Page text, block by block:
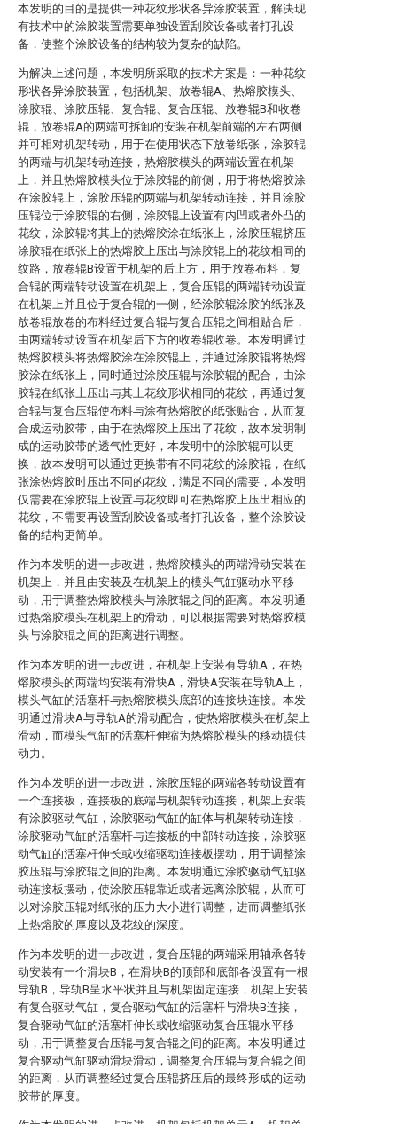
本发明的目的是提供一种花纹形状各异涂胶装置，解决现
有技术中的涂胶装置需要单独设置刮胶设备或者打孔设
备，使整个涂胶设备的结构较为复杂的缺陷。
为解决上述问题，本发明所采取的技术方案是：一种花纹
形状各异涂胶装置，包括机架、放卷辊A、热熔胶模头、
涂胶辊、涂胶压辊、复合辊、复合压辊、放卷辊B和收卷
辊，放卷辊A的两端可拆卸的安装在机架前端的左右两侧
并可相对机架转动，用于在使用状态下放卷纸张，涂胶辊
的两端与机架转动连接，热熔胶模头的两端设置在机架
上，并且热熔胶模头位于涂胶辊的前侧，用于将热熔胶涂
在涂胶辊上，涂胶压辊的两端与机架转动连接，并且涂胶
压辊位于涂胶辊的右侧，涂胶辊上设置有内凹或者外凸的
花纹，涂胶辊将其上的热熔胶涂在纸张上，涂胶压辊挤压
涂胶辊在纸张上的热熔胶上压出与涂胶辊上的花纹相同的
纹路，放卷辊B设置于机架的后上方，用于放卷布料，复
合辊的两端转动设置在机架上，复合压辊的两端转动设置
在机架上并且位于复合辊的一侧，经涂胶辊涂胶的纸张及
放卷辊放卷的布料经过复合辊与复合压辊之间相贴合后，
由两端转动设置在机架后下方的收卷辊收卷。本发明通过
热熔胶模头将热熔胶涂在涂胶辊上，并通过涂胶辊将热熔
胶涂在纸张上，同时通过涂胶压辊与涂胶辊的配合，由涂
胶辊在纸张上压出与其上花纹形状相同的花纹，再通过复
合辊与复合压辊使布料与涂有热熔胶的纸张贴合，从而复
合成运动胶带，由于在热熔胶上压出了花纹，故本发明制
成的运动胶带的透气性更好，本发明中的涂胶辊可以更
换，故本发明可以通过更换带有不同花纹的涂胶辊，在纸
张涂热熔胶时压出不同的花纹，满足不同的需要，本发明
仅需要在涂胶辊上设置与花纹即可在热熔胶上压出相应的
花纹，不需要再设置刮胶设备或者打孔设备，整个涂胶设
备的结构更简单。
作为本发明的进一步改进，热熔胶模头的两端滑动安装在
机架上，并且由安装及在机架上的模头气缸驱动水平移
动，用于调整热熔胶模头与涂胶辊之间的距离。本发明通
过热熔胶模头在机架上的滑动，可以根据需要对热熔胶模
头与涂胶辊之间的距离进行调整。
作为本发明的进一步改进，在机架上安装有导轨A，在热
熔胶模头的两端均安装有滑块A，滑块A安装在导轨A上，
模头气缸的活塞杆与热熔胶模头底部的连接块连接。本发
明通过滑块A与导轨A的滑动配合，使热熔胶模头在机架上
滑动，而模头气缸的活塞杆伸缩为热熔胶模头的移动提供
动力。
作为本发明的进一步改进，涂胶压辊的两端各转动设置有
一个连接板，连接板的底端与机架转动连接，机架上安装
有涂胶驱动气缸，涂胶驱动气缸的缸体与机架转动连接，
涂胶驱动气缸的活塞杆与连接板的中部转动连接，涂胶驱
动气缸的活塞杆伸长或收缩驱动连接板摆动，用于调整涂
胶压辊与涂胶辊之间的距离。本发明通过涂胶驱动气缸驱
动连接板摆动，使涂胶压辊靠近或者远离涂胶辊，从而可
以对涂胶压辊对纸张的压力大小进行调整，进而调整纸张
上热熔胶的厚度以及花纹的深度。
作为本发明的进一步改进，复合压辊的两端采用轴承各转
动安装有一个滑块B，在滑块B的顶部和底部各设置有一根
导轨B，导轨B呈水平状并且与机架固定连接，机架上安装
有复合驱动气缸，复合驱动气缸的活塞杆与滑块B连接，
复合驱动气缸的活塞杆伸长或收缩驱动复合压辊水平移
动，用于调整复合压辊与复合辊之间的距离。本发明通过
复合驱动气缸驱动滑块滑动，调整复合压辊与复合辊之间
的距离，从而调整经过复合压辊挤压后的最终形成的运动
胶带的厚度。